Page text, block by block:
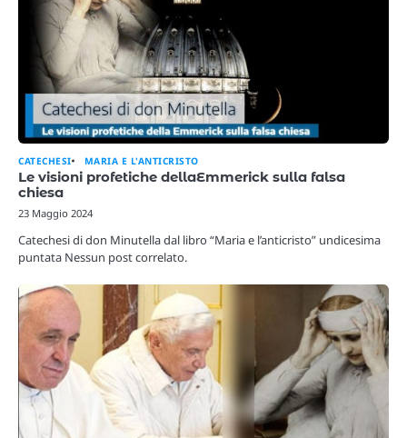
CATECHESI MARIA E L'ANTICRISTO
Le visioni profetiche dellaEmmerick sulla falsa
chiesa
23 Maggio 2024
Catechesi di don Minutella dal libro “Maria e l’anticristo” undicesima
puntata Nessun post correlato.